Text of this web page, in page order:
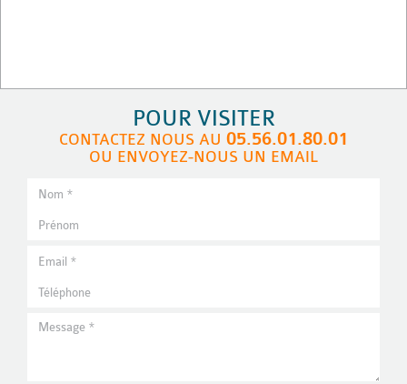
POUR VISITER
CONTACTEZ NOUS AU 05.56.01.80.01
OU ENVOYEZ-NOUS UN EMAIL